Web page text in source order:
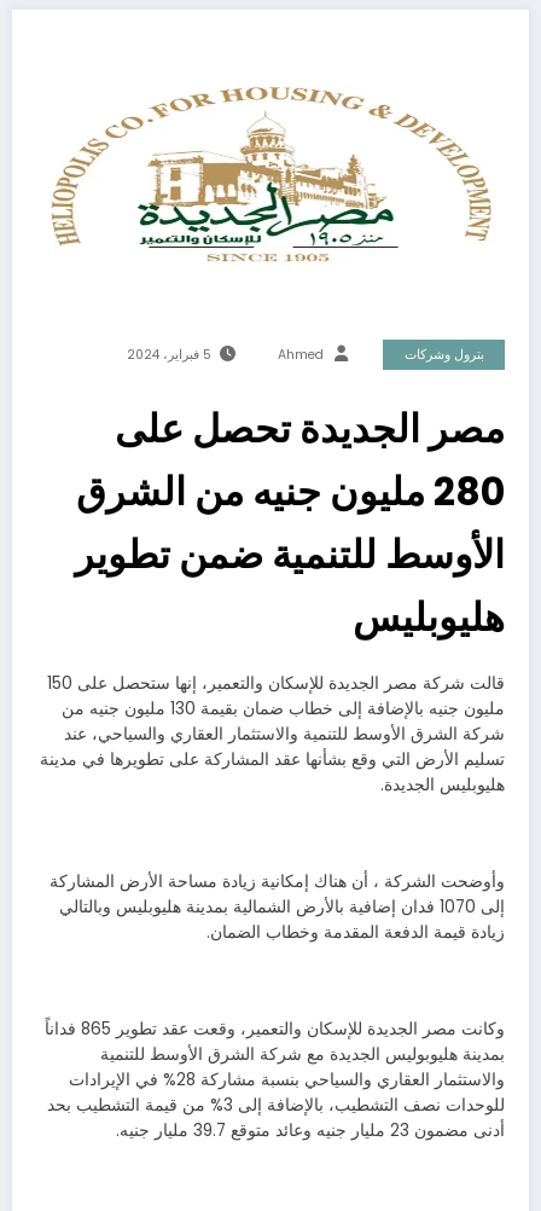
بترول وشركات Ahmed 5 فبراير، 2024
مصر الجديدة تحصل على
280 مليون جنيه من الشرق
الأوسط للتنمية ضمن تطوير
هليوبليس
قالت شركة مصر الجديدة للإسكان والتعمير، إنها ستحصل على 150
مليون جنيه بالإضافة إلى خطاب ضمان بقيمة 130 مليون جنيه من
شركة الشرق الأوسط للتنمية والاستثمار العقاري والسياحي، عند
تسليم الأرض التي وقع بشأنها عقد المشاركة على تطويرها في مدينة
هليوبليس الجديدة.
وأوضحت الشركة ، أن هناك إمكانية زيادة مساحة الأرض المشاركة
إلى 1070 فدان إضافية بالأرض الشمالية بمدينة هليوبليس وبالتالي
زيادة قيمة الدفعة المقدمة وخطاب الضمان.
وكانت مصر الجديدة للإسكان والتعمير، وقعت عقد تطوير 865 فداناً
بمدينة هليوبوليس الجديدة مع شركة الشرق الأوسط للتنمية
والاستثمار العقاري والسياحي بنسبة مشاركة 28% في الإيرادات
للوحدات نصف التشطيب، بالإضافة إلى 3% من قيمة التشطيب بحد
أدنى مضمون 23 مليار جنيه وعائد متوقع 39.7 مليار جنيه.